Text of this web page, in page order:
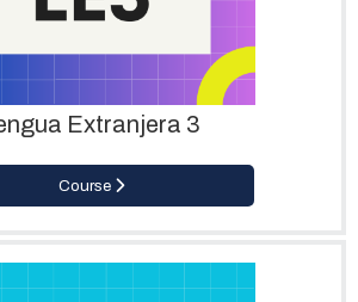
Extranjera 3
Course